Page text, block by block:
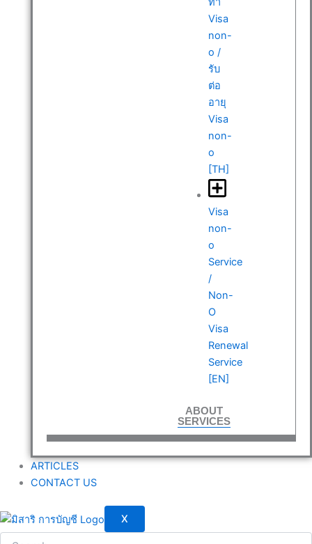
Visa
non-
o /
รับ
ต่อ
อายุ
Visa
non-
o
[TH]
Visa
non-
o
Service
/
Non-
O
Visa
Renewal
Service
[EN]
ABOUT
SERVICES
ARTICLES
CONTACT US
X